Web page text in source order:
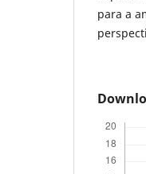
para a